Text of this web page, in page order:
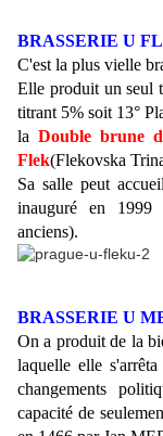
BRASSERIE U
C'est la plus vielle
Elle produit un seul
titrant 5% soit 13°
la Double brune
Flek(Flekovska
Sa salle peut
inauguré en 1999
anciens).
BRASSERIE U
On a produit de la
laquelle elle
changements
capacité de